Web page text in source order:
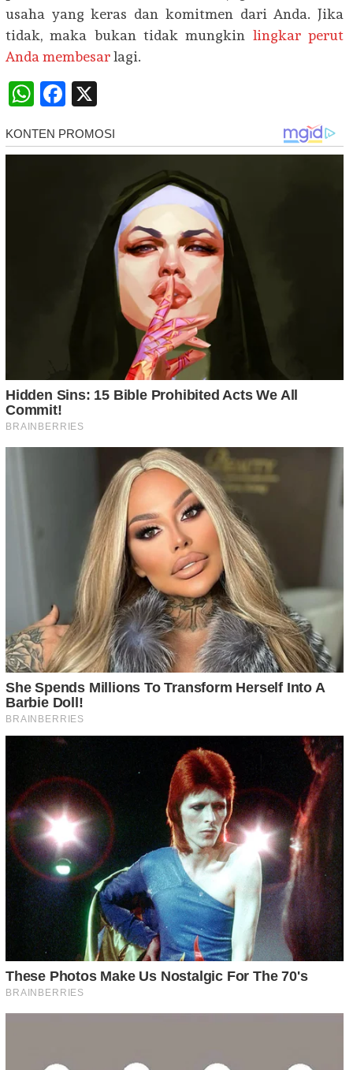
usaha yang keras dan komitmen dari Anda. Jika
tidak, maka bukan tidak mungkin lingkar perut
Anda membesarlagi.
WhatsApp
Facebook